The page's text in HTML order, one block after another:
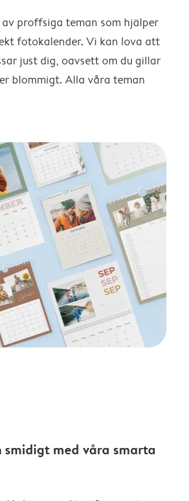
proffsiga teman som hjälper
fotokalender. Vi kan lova att
just dig, oavsett om du gillar
blommigt. Alla våra teman
smidigt med våra smarta